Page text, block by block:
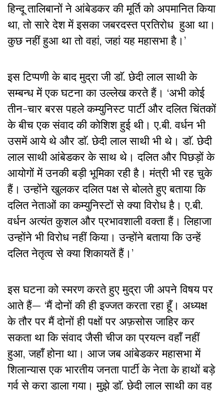
हिन्दू तालिबानों ने आंबेडकर की मूर्ति को अपमानित किया
था, तो सारे देश में इसका जबरदस्त प्रतिरोध हुआ था।
कुछ नहीं हुआ था तो वहां, जहां यह महासभा है।’
इस टिप्पणी के बाद मुद्रा जी डाॅ. छेदी लाल साथी के
सम्बन्ध में एक घटना का उल्लेख करते हैं। ‘अभी कोई
तीन-चार बरस पहले कम्युनिस्ट पार्टी और दलित चिंतकों
के बीच एक संवाद की कोशिश हुई थी। ए.बी. वर्धन भी
उसमें आये थे और डाॅ. छेदी लाल साथी भी थे। डाॅ. छेदी
लाल साथी आंबेडकर के साथ थे। दलित और पिछड़ों के
आयोगों में उनकी बड़ी भूमिका रही है। मंत्री भी रह चुके
हैं। उन्होंने खुलकर दलित पक्ष से बोलते हुए बताया कि
दलित नेताओं का कम्युनिस्टों से क्या विरोध है। ए.बी.
वर्धन अत्यंत कुशल और प्रभावशाली वक्ता हैं। लिहाजा
उन्होंने भी विरोध नहीं किया। उन्होंने बताया कि उन्हें
दलित नेतृत्व से क्या शिकायतें हैं।’
इस घटना को स्मरण करते हुए मुद्रा जी अपने विषय पर
आते हैं— ‘मैं दोनों की ही इज्जत करता रहा हूँ। अध्यक्ष
के तौर पर मैं दोनों ही पक्षों पर अफ़सोस जाहिर कर
सकता था कि संवाद जैसी चीज का प्रयत्न वहाँ नहीं
हुआ, जहाँ होना था। आज जब आंबेडकर महासभा में
शिलान्यास एक भारतीय जनता पार्टी के नेता के हाथों बड़े
गर्व से करा डाला गया। मुझे डाॅ. छेदी लाल साथी का वह